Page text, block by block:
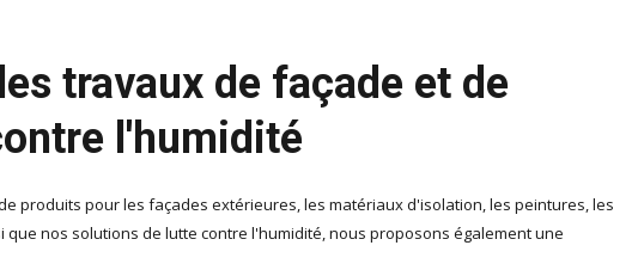
travaux de façade et de
l'humidité
produits pour les façades extérieures, les matériaux d'isolation, les peintures, les
que nos solutions de lutte contre l'humidité, nous proposons également une